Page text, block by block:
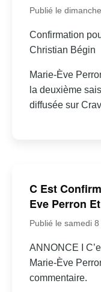
Publié le
Confirmation
Christian Bégin
Marie-Ève
la deuxième
diffusée sur
C Est
Eve Perron
Publié le samedi
ANNONCE I
Marie-Ève
commentaire.